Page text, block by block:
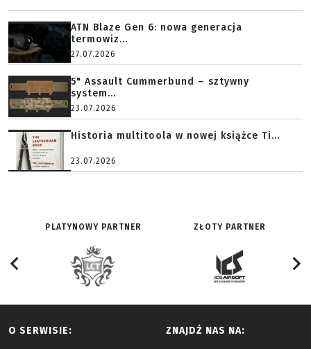
ATN Blaze Gen 6: nowa generacja
termowiz...
27.07.2026
5" Assault Cummerbund – sztywny
system...
23.07.2026
Historia multitoola w nowej książce Ti...
23.07.2026
PLATYNOWY PARTNER ZŁOTY PARTNER
O SERWISIE: ZNAJDŹ NAS NA: